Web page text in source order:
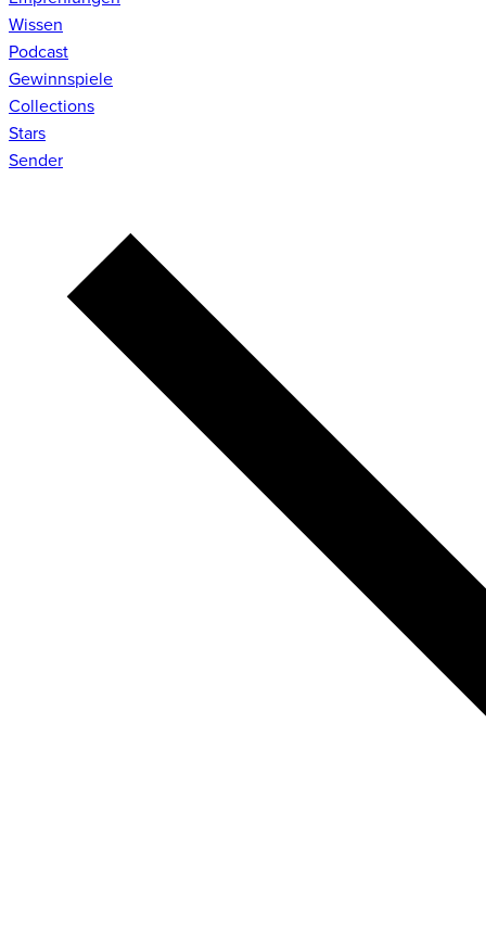
Wissen
Podcast
Gewinnspiele
Collections
Stars
Sender